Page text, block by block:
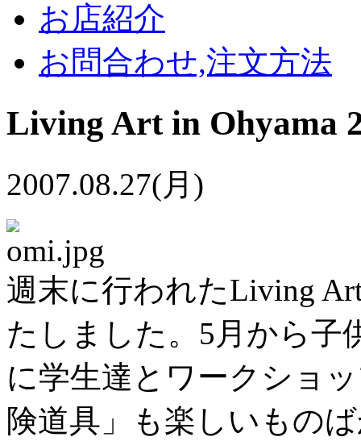
お店紹介
お問合わせ,注文方法
Living Art in Ohyama
2007.08.27(月)
週末に行われたLiving
たしました。5月から子
に学生達とワークショ
険道具」も楽しいもの